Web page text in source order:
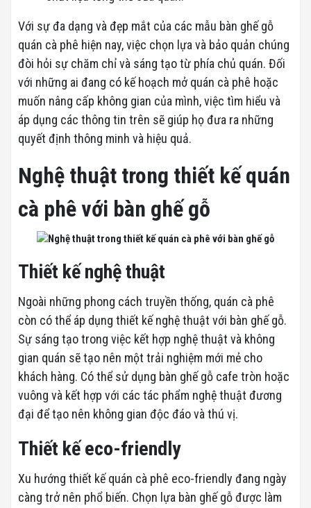
Với sự đa dạng và đẹp mắt của các mẫu bàn ghế gỗ
quán cà phê hiện nay, việc chọn lựa và bảo quản chúng
đòi hỏi sự chăm chỉ và sáng tạo từ phía chủ quán. Đối
với những ai đang có kế hoạch mở quán cà phê hoặc
muốn nâng cấp không gian của mình, việc tìm hiểu và
áp dụng các thông tin trên sẽ giúp họ đưa ra những
quyết định thông minh và hiệu quả.
Nghệ thuật trong thiết kế quán
cà phê với bàn ghế gỗ
Thiết kế nghệ thuật
Ngoài những phong cách truyền thống, quán cà phê
còn có thể áp dụng thiết kế nghệ thuật với bàn ghế gỗ.
Sự sáng tạo trong việc kết hợp nghệ thuật và không
gian quán sẽ tạo nên một trải nghiệm mới mẻ cho
khách hàng. Có thể sử dụng bàn ghế gỗ cafe tròn hoặc
vuông và kết hợp với các tác phẩm nghệ thuật đương
đại để tạo nên không gian độc đáo và thú vị.
Thiết kế eco-friendly
Xu hướng thiết kế quán cà phê eco-friendly đang ngày
càng trở nên phổ biến. Chọn lựa bàn ghế gỗ được làm